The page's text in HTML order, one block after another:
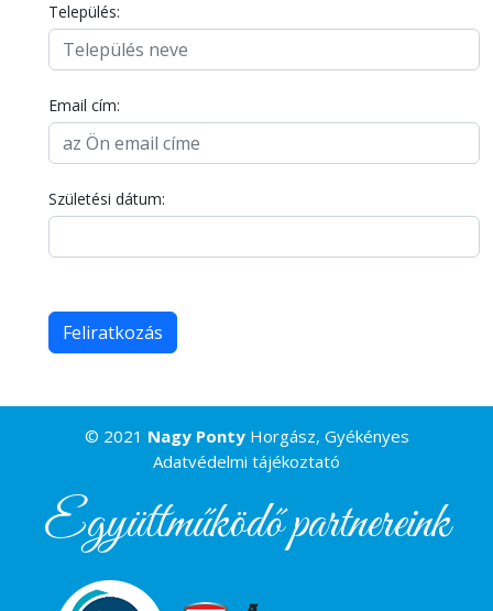
Település:
Email cím:
Születési dátum:
© 2021 Nagy PontyHorgász, Gyékényes
Adatvédelmi tájékoztató
Együttműködő partnereink